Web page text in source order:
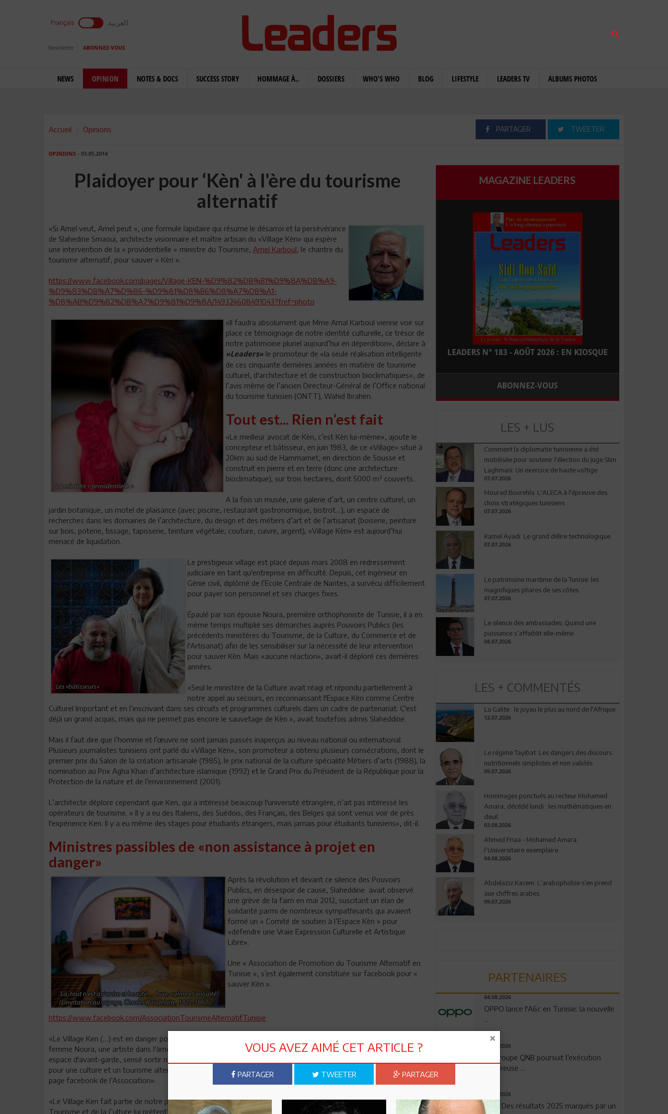
Français العربية
Newsletter ABONNEZ-VOUS
NEWS OPINION NOTES & DOCS SUCCESS STORY HOMMAGE À.. DOSSIERS WHO'S WHO BLOG LIFESTYLE LEADERS TV ALBUMS PHOTOS
Accueil Opinions PARTAGER TWEETER
OPINIONS - 03.05.2014
Plaidoyer pour ‘Kèn' à l'ère du tourisme
alternatif
«Si Amel veut, Amel peut », une formule lapidaire qui résume le désarroi et la persévérance
de Slahedine Smaoui, architecte visionnaire et maître artisan du «Village Kèn» qui espère
une intervention de la « providentielle » ministre du Tourisme, Amel Karboul, le chantre du
tourisme alternatif, pour sauver « Kèn ».
https://www.facebook.com/pages/Village-KEN-%D9%82%D8%B1%D9%8A%D8%A9-
%D9%83%D8%A7%D%86-%D9%81%D8%B6%D8%A7%D8%A1-
%D8%AB%D9%82%D8%A7%D9%81%D9%8A/149324608491043?fref=photo
«Il faudra absolument que Mme Amal Karboul vienne voir sur
place ce témoignage de notre identité culturelle, ce trésor de
notre patrimoine pluriel aujourd’hui en déperdition», déclare à
«Leaders» le promoteur de «la seule réalisation intelligente
de ces cinquante dernières années en matière de tourisme
culturel, d'architecture et de construction bioclimatiques», de
l’avis même de l’ancien Directeur-Général de l’Office national
du tourisme tunisien (ONTT), Wahid Ibrahim.
Tout est... Rien n’est fait
«Le meilleur avocat de Kèn, c’est Kèn lui-même», ajoute le
concepteur et bâtisseur, en juin 1983, de ce «Village» situé à
20km au sud de Hammamet, en direction de Sousse et
construit en pierre et en terre (donc une architecture
bioclimatique), sur trois hectares, dont 5000 m² couverts.
A la fois un musée, une galerie d’art, un centre culturel, un
jardin botanique, un motel de plaisance (avec piscine, restaurant gastronomique, bistrot…), un espace de
recherches dans les domaines de l’architecture, du design et des métiers d’art et de l’artisanat (boiserie, peinture
sur bois, poterie, tissage, tapisserie, teinture végétale, couture, cuivre, argent), «Village Kèn» est aujourd’hui
menacé de liquidation.
Le prestigieux village est placé depuis mars 2008 en redressement
judiciaire en tant qu'entreprise en difficulté. Depuis, cet ingénieur en
Génie civil, diplômé de l’Ecole Centrale de Nantes, a survécu difficilement
pour payer son personnel et ses charges fixes.
Épaulé par son épouse Noura, première orthophoniste de Tunisie, il a en
même temps multiplié ses démarches auprès Pouvoirs Publics (les
précédents ministères du Tourisme, de la Culture, du Commerce et de
l'Artisanat) afin de les sensibiliser sur la nécessité de leur intervention
pour sauver Kèn. Mais «aucune réaction», avait-il déploré ces dernières
années.
«Seul le ministère de la Culture avait réagi et répondu partiellement à
notre appel au secours, en reconnaissant l'Espace Kèn comme Centre
Culturel Important et en l’inscrivant dans ses circuits et programmes culturels dans un cadre de partenariat. C'est
déjà un grand acquis, mais qui ne permet pas encore le sauvetage de Kèn », avait toutefois admis Slaheddine.
Mais il faut dire que l’homme et l’œuvre ne sont jamais passés inaperçus au niveau national ou international.
Plusieurs journalistes tunisiens ont parlé du «Village Kèn», son promoteur a obtenu plusieurs consécrations, dont le
premier prix du Salon de la création artisanale (1985), le prix national de la culture spécialité Métiers d’arts (1988), la
nomination au Prix Agha Khan d’architecture islamique (1992) et le Grand Prix du Président de la République pour la
Protection de la nature et de l’environnement (2001).
L’architecte déplore cependant que Ken, qui a intéressé beaucoup l'université étrangère, n’ait pas intéressé les
opérateurs de tourisme. « Il y a eu des Italiens, des Suédois, des Français, des Belges qui sont venus voir de près
l'expérience Ken. Il y a eu même des stages pour étudiants étrangers, mais jamais pour étudiants tunisiens», dit-il.
Ministres passibles de «non assistance à projet en
danger»
Après la révolution et devant ce silence des Pouvoirs
Publics, en désespoir de cause, Slaheddine avait observé
une grève de la faim en mai 2012, suscitant un élan de
solidarité parmi de nombreux sympathisants qui avaient
formé un « Comité de soutien à l’Espace Kèn » pour
«défendre une Vraie Expression Culturelle et Artistique
Libre».
Une « Association de Promotion du Tourisme Alternatif en
Tunisie », s’est également constituée sur facebook pour «
sauver Kèn ».
https://www.facebook.com/AssociationTourismeAlternatifTunisie
«Le Village Ken (…) est en danger pour une vulgaire question de sous. Slah Smaoui, l'ingénieur visionnaire et sa
femme Noura, une artiste dans l'âme ont consacré toute leur vie et déployé toute leur énergie pour concevoir un
espace d'avant-garde, sensé sortir notre tourisme et notre culture de la médiocrité ambiante et un réceptacle idéal
pour une culture et un tourisme alternatifs avant la lettre», écrivait le 18 septembre 2012, M. Walid Ibrahim sur la
page facebook de l’Association».
«Le Village Ken fait partie de notre patrimoine touristico-culturel et mérite à cet effet que les ministres du
Tourisme et de la Culture lui prêtent secours et main forte… Sinon, ils seraient passibles de ‘non assistance à projet
MAGAZINE LEADERS
LEADERS N° 183 - AOÛT 2026 : EN KIOSQUE
ABONNEZ-VOUS
LES + LUS
Comment la diplomatie tunisienne a été
mobilisée pour soutenir l'élection du juge Slim
Laghmani: Un exercice de haute voltige
07.07.2026
Mourad Bourehla: L'ALECA à l'épreuve des
choix stratégiques tunisiens
07.07.2026
Kamel Ayadi: Le grand délire technologique
07.07.2026
Le patrimoine maritime de la Tunisie: les
magnifiques phares de ses côtes
07.07.2026
Le silence des ambassades: Quand une
puissance s’affaiblit elle-même
08.07.2026
LES + COMMENTÉS
La Galite : le joyau le plus au nord de l'Afrique
12.07.2026
Le régime Tayibat: Les dangers des discours
nutritionnels simplistes et non validés
09.07.2026
Hommages ponctués au recteur Mohamed
Amara, décédé lundi : les mathématiques en
deuil
03.08.2026
Ahmed Friaa - Mohamed Amara:
l’Universitaire exemplaire
04.08.2026
Abdelaziz Kacem: L’arabophobie s’en prend
aux chiffres arabes
09.07.2026
PARTENAIRES
04.08.2026
OPPO lance l'A6c en Tunisie: la nouvelle
...
29.07.2026
Le Groupe QNB poursuit l’exécution
rigoureuse ...
29.07.2026
TSB: Des résultats 2025 marqués par un
VOUS AVEZ AIMÉ CET ARTICLE ?
PARTAGER TWEETER PARTAGER